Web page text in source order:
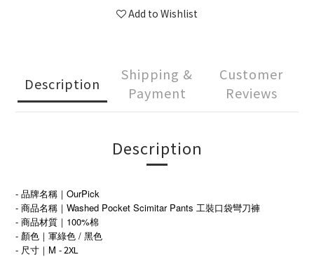
Add to Wishlist
Description
Shipping &
Payment
Customer
Reviews
Description
- 品牌名稱｜OurPick
- 商品名稱｜Washed Pocket Scimitar Pants 工裝口袋彎刀褲
- 商品材質｜100%棉
- 顏色｜軍綠色 / 黑色
- 尺寸｜M -2XL